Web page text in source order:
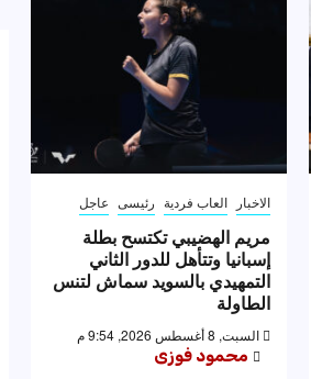
الاخبار العاب فردية رئيسى عاجل
مريم الهضيبي تكتسح بطلة
إسبانيا وتتأهل للدور الثاني
التمهيدي بالسويد سماش لتنس
الطاولة
السبت, 8 أغسطس 2026, 9:54 م
محمود فوزى